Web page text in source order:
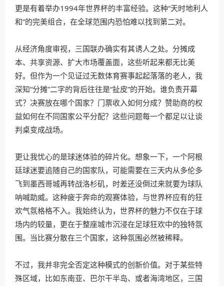
更是有着举办1994年世界杯的丰富经验。这种“天时地利人
和”的完美组合，在全球范围内恐怕难以找到第二对。
从经济角度审视，三国联办确实有其诱人之处。分摊成
本、共享资源、扩大市场覆盖面，这些听起来都无比美
好。但作为一个见证过无数体育赛事起起落落的老人，我
深知“分摊”二字的背后往往是“扯皮”的开始。谁负责开幕
式？决赛放在哪个国家？门票收入如何分成？赞助商的权
益如何在不同国家公平分配？这些问题每一个都足以让谈
判桌变成战场。
更让我忧心的是球迷体验的碎片化。想象一下，一个阿根
廷球迷要追随自己的国家队，可能需要在三天内从多伦多
飞到墨西哥城再转战洛杉矶，时差还没倒过来就要为球队
呐喊助威。这种疲于奔命的观赛体验，与世界杯应有的狂
欢气氛格格不入。我始终认为，世界杯的魅力不仅在于球
场内的较量，更在于整座城市沉浸在足球狂欢中的独特氛
围。当比赛分散在三个国家，这种氛围必然被稀释。
不过，我并非完全否定这种模式的创新价值。对于某些特
殊区域，比如东南亚、巴尔干半岛、或者海湾地区，三国